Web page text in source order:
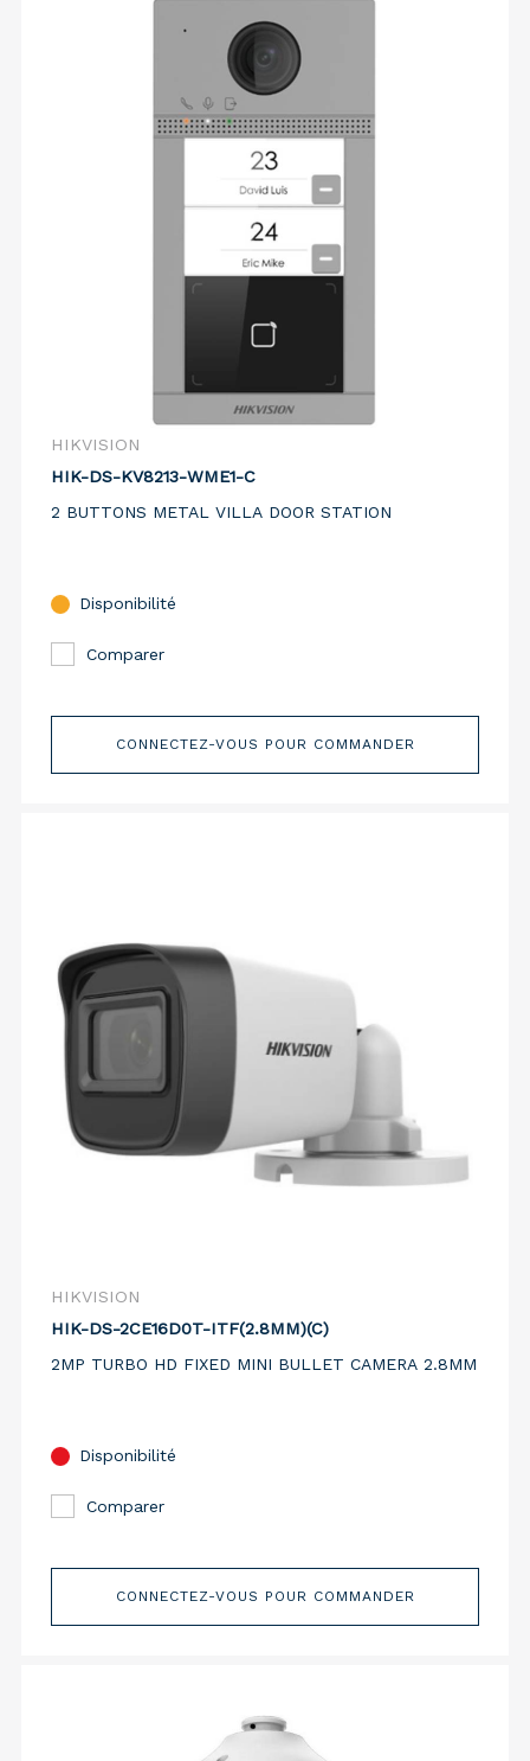
HIKVISION
HIK-DS-KV8213-WME1-C
2 BUTTONS METAL VILLA DOOR STATION
Disponibilité
Comparer
CONNECTEZ-VOUS POUR COMMANDER
HIKVISION
HIK-DS-2CE16D0T-ITF(2.8MM)(C)
2MP TURBO HD FIXED MINI BULLET CAMERA 2.8MM
Disponibilité
Comparer
CONNECTEZ-VOUS POUR COMMANDER